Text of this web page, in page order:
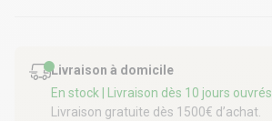
Livraison à domicile
En stock
| Livraison dès 10 jours ouvrés
Livraison gratuite dès 1500€ d’achat.